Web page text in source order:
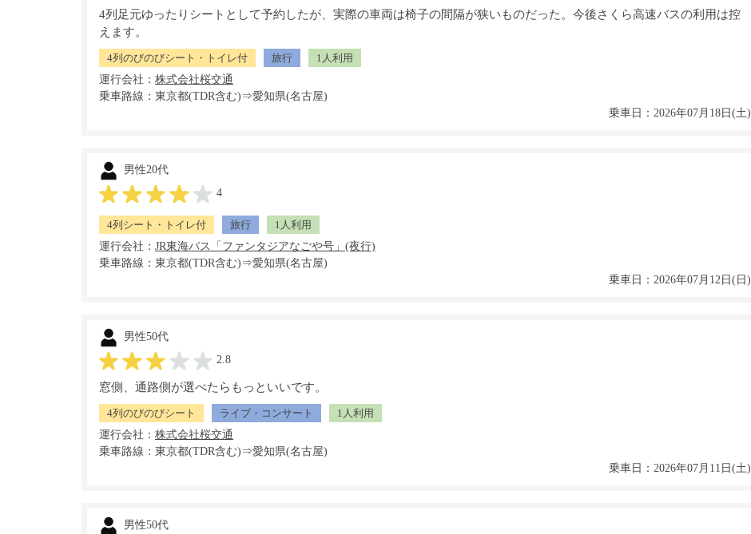
4列足元ゆったりシートとして予約したが、実際の車両は椅子の間隔が狭いものだった。今後さくら高速バスの利用は控
えます。
4列のびのびシート・トイレ付 旅行
1人利用
運行会社：
乗車路線：東京都(TDR含む)⇒愛知県(名古屋)
乗車日：2026年07月18日(土)
男性20代
4
4列シート・トイレ付 旅行
1人利用
運行会社：
乗車路線：東京都(TDR含む)⇒愛知県(名古屋)
乗車日：2026年07月12日(日)
男性50代
2.8
窓側、通路側が選べたらもっといいです。
4列のびのびシート ライブ・コンサート
1人利用
運行会社：
乗車路線：東京都(TDR含む)⇒愛知県(名古屋)
乗車日：2026年07月11日(土)
男性50代